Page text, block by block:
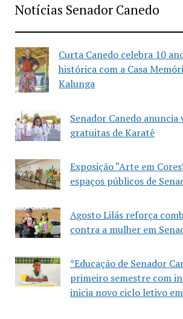
Notícias Senador Canedo
Curta Canedo celebra 10
histórica com a Casa
Kalunga
Senador Canedo anuncia
gratuitas de Karatê
Exposição “Arte em
espaços públicos de
Agosto Lilás reforça
contra a mulher em
*Educação de Senador
primeiro semestre com
inicia novo ciclo letivo